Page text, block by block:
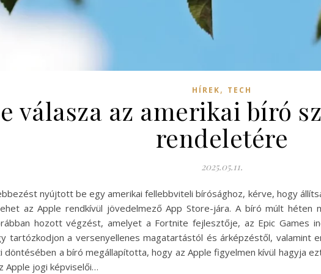
HÍREK, TECH
válasza az amerikai bíró
rendeletére
2025.05.11.
nyújtott be egy amerikai fellebbviteli bírósághoz, kérve, hogy
az Apple rendkívül jövedelmező App Store-jára. A bíró múlt héten
hozott végzést, amelyet a Fortnite fejlesztője, az Epic Games
tartózkodjon a versenyellenes magatartástól és árképzéstől, valamint
döntésében a bíró megállapította, hogy az Apple figyelmen kívül hagyja
Apple jogi képviselői…